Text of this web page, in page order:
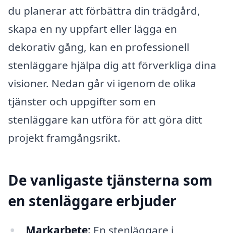
du planerar att förbättra din trädgård,
skapa en ny uppfart eller lägga en
dekorativ gång, kan en professionell
stenläggare hjälpa dig att förverkliga dina
visioner. Nedan går vi igenom de olika
tjänster och uppgifter som en
stenläggare kan utföra för att göra ditt
projekt framgångsrikt.
De vanligaste tjänsterna som
en stenläggare erbjuder
Markarbete: En stenläggare i